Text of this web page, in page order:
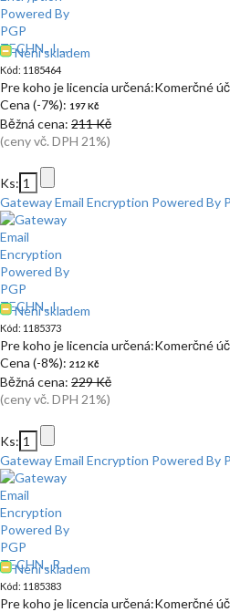
Není skladem
Kód: 1185464
Pre koho je licencia určená:Komerčné
Cena (-7%): 197 Kč
Běžná cena: 211 Kč
(ceny vč. DPH 21%)
Ks:
Gateway Email Encryption Powered By
Není skladem
Kód: 1185373
Pre koho je licencia určená:Komerčné
Cena (-8%): 212 Kč
Běžná cena: 229 Kč
(ceny vč. DPH 21%)
Ks:
Gateway Email Encryption Powered By
Není skladem
Kód: 1185383
Pre koho je licencia určená:Komerčné